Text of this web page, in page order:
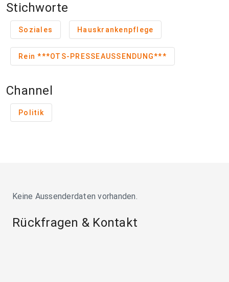
Stichworte
Soziales Hauskrankenpflege
Rein ***OTS-PRESSEAUSSENDUNG***
Channel
Politik
Keine Aussenderdaten vorhanden.
Rückfragen & Kontakt